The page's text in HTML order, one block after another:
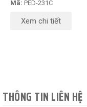
Mã: PED-231C
Xem chi tiết
THÔNG TIN LIÊN HỆ